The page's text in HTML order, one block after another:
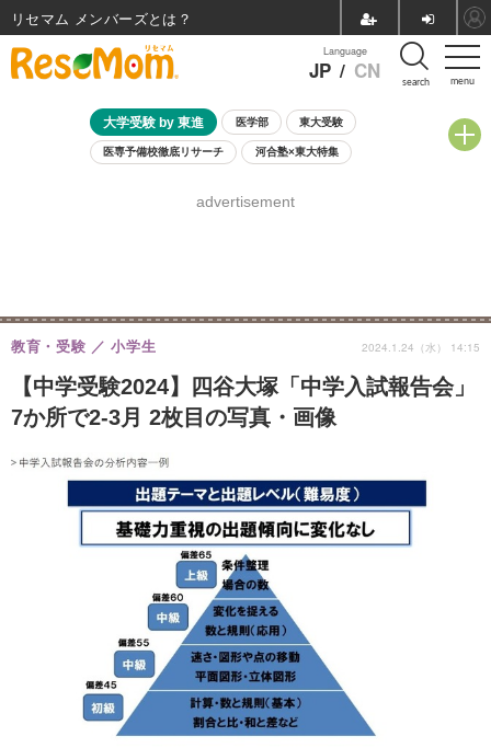
menu
Language
JP / CN search
大学受験 by 東進 医学部 東大受験
医専予備校徹底リサーチ 河合塾×東大特集
8月開催学校説明会・相談会
advertisement
【中学受験2024】四谷大塚「中学入試報告会」
7か所で2-3月 2枚目の写真・画像
教育・受験 小学生 2024.1.24（水） 14:15
リセマム メンバーズ